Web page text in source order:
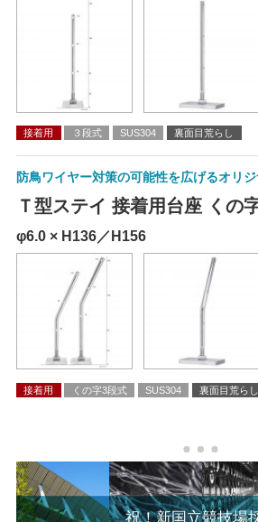
接着用 ３段式 SUS304 裏面目荒らし
防鳥ワイヤー対策の可能性を広げるオリジ
Ｔ型ステイ 接着用台座 くの
φ6.0 × H136／H156
接着用 くの字3段式 SUS304 裏面目荒らし
祝！新国立競技場